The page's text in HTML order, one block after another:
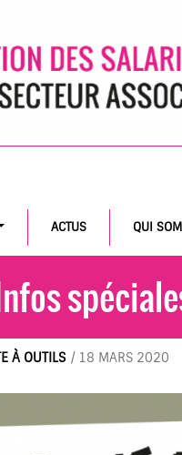
ACTUS QUI
À OUTILS / 18 MARS 2020